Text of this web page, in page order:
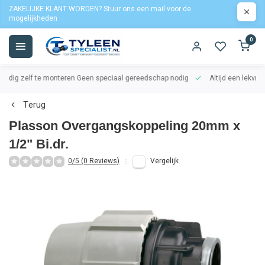
ZAKELIJKE KLANT WORDEN? Stuur ons een mail voor de
mogelijkheden
0
zelf te monteren Geen speciaal gereedschap nodig Altijd een
Terug
Plasson Overgangskoppeling 20mm x
1/2" Bi.dr.
0/5 (0 Reviews) Vergelijk